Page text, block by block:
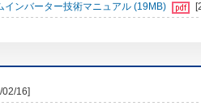
ンバーター技術マニュアル (19MB)
02/16]